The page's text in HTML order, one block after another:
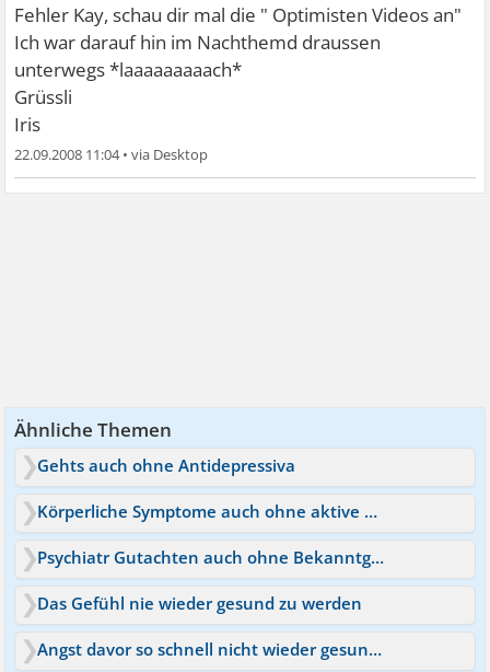
Fehler Kay, schau dir mal die " Optimisten Videos an"
Ich war darauf hin im Nachthemd draussen
unterwegs *laaaaaaaaach*
Grüssli
Iris
22.09.2008 11:04•
Ähnliche Themen
Gehts auch ohne Antidepressiva
Körperliche Symptome auch ohne aktive Angstgedanken?
Psychiatr Gutachten auch ohne Bekanntgabe mögl ?
Das Gefühl nie wieder gesund zu werden
Angst davor so schnell nicht wieder gesund zu werden